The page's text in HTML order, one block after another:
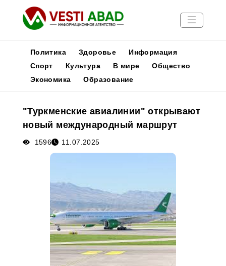
Новости
Медиа
Афиша
Политика Здоровье
Информация
Спорт
Культура В мире
Общество
Экономика
Образование
"Туркменские авиалинии" открывают
новый международный маршрут
1596 11.07.2025